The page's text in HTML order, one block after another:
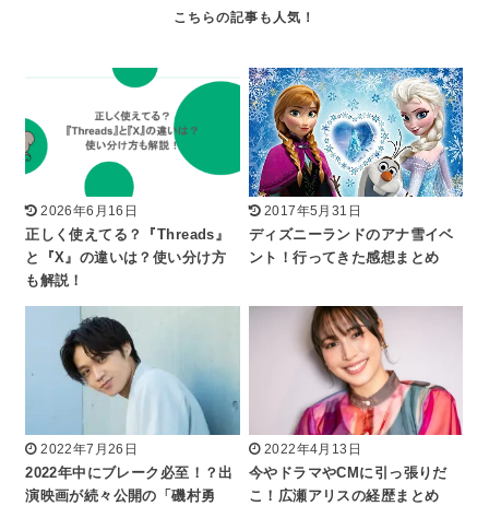
2026年6月16日
正しく使えてる？『Threads』
と『X』の違いは？使い分け方
も解説！
2017年5月31日
ディズニーランドのアナ雪イベ
ント！行ってきた感想まとめ
2022年7月26日
2022年中にブレーク必至！？出
演映画が続々公開の「磯村勇
2022年4月13日
今やドラマやCMに引っ張りだ
こ！広瀬アリスの経歴まとめ